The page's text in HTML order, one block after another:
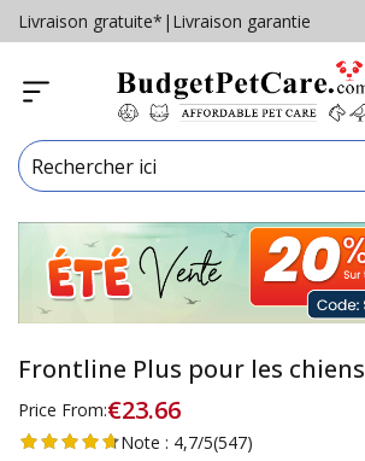
Livraison gratuite* | Livraison garantie
Frontline Plus pour les chiens
Price From:€23.66
Note : 4,7/5(547)